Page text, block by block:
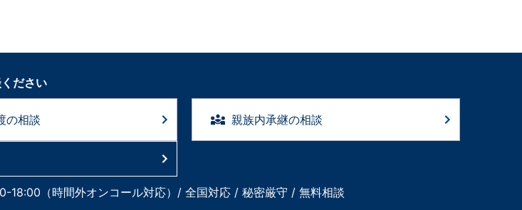
ださい
の相談 親族内承継の相談
18:00（時間外オンコール対応）/ 全国対応 / 秘密厳守 / 無料相談